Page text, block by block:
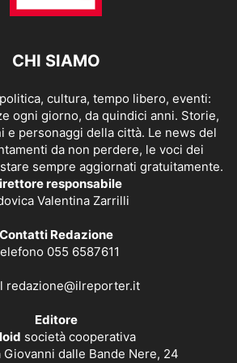
CHI SIAMO
cultura, tempo libero, eventi:
ogni giorno, da quindici anni. Storie,
e personaggi della città. Le news del
da non perdere, le voci dei
sempre aggiornati gratuitamente.
responsabile
Valentina Zarrilli
Contatti Redazione
055 6587611
redazione@ilreporter.it
Editore
società cooperativa
Giovanni dalle Bande Nere, 24